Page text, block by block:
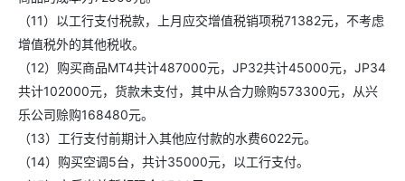
（11）以工行支付税款，上月应交增值税销项税71382元，不考虑
增值税外的其他税收。
（12）购买商品MT4共计487000元，JP32共计45000元，JP34
共计102000元，货款未支付，其中从合力赊购573300元，从兴
乐公司赊购168480元。
（13）工行支付前期计入其他应付款的水费6022元。
（14）购买空调5台，共计35000元，以工行支付。